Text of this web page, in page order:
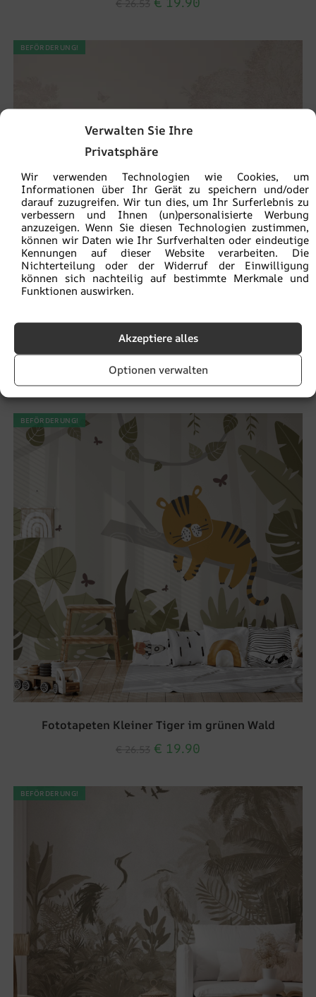
Verwalten Sie Ihre
Privatsphäre
Wir verwenden Technologien wie Cookies, um
Informationen über Ihr Gerät zu speichern und/oder
darauf zuzugreifen. Wir tun dies, um Ihr Surferlebnis zu
verbessern und Ihnen (un)personalisierte Werbung
anzuzeigen. Wenn Sie diesen Technologien zustimmen,
können wir Daten wie Ihr Surfverhalten oder eindeutige
Kennungen auf dieser Website verarbeiten. Die
Nichterteilung oder der Widerruf der Einwilligung
können sich nachteilig auf bestimmte Merkmale und
Funktionen auswirken.
Akzeptiere alles
Optionen verwalten
BEFÖRDERUNG!
Fototapeten Im Wunderland
€26.53 €19.90
BEFÖRDERUNG!
Fototapeten Kleiner Tiger im grünen Wald
€ 19.90
BEFÖRDERUNG!